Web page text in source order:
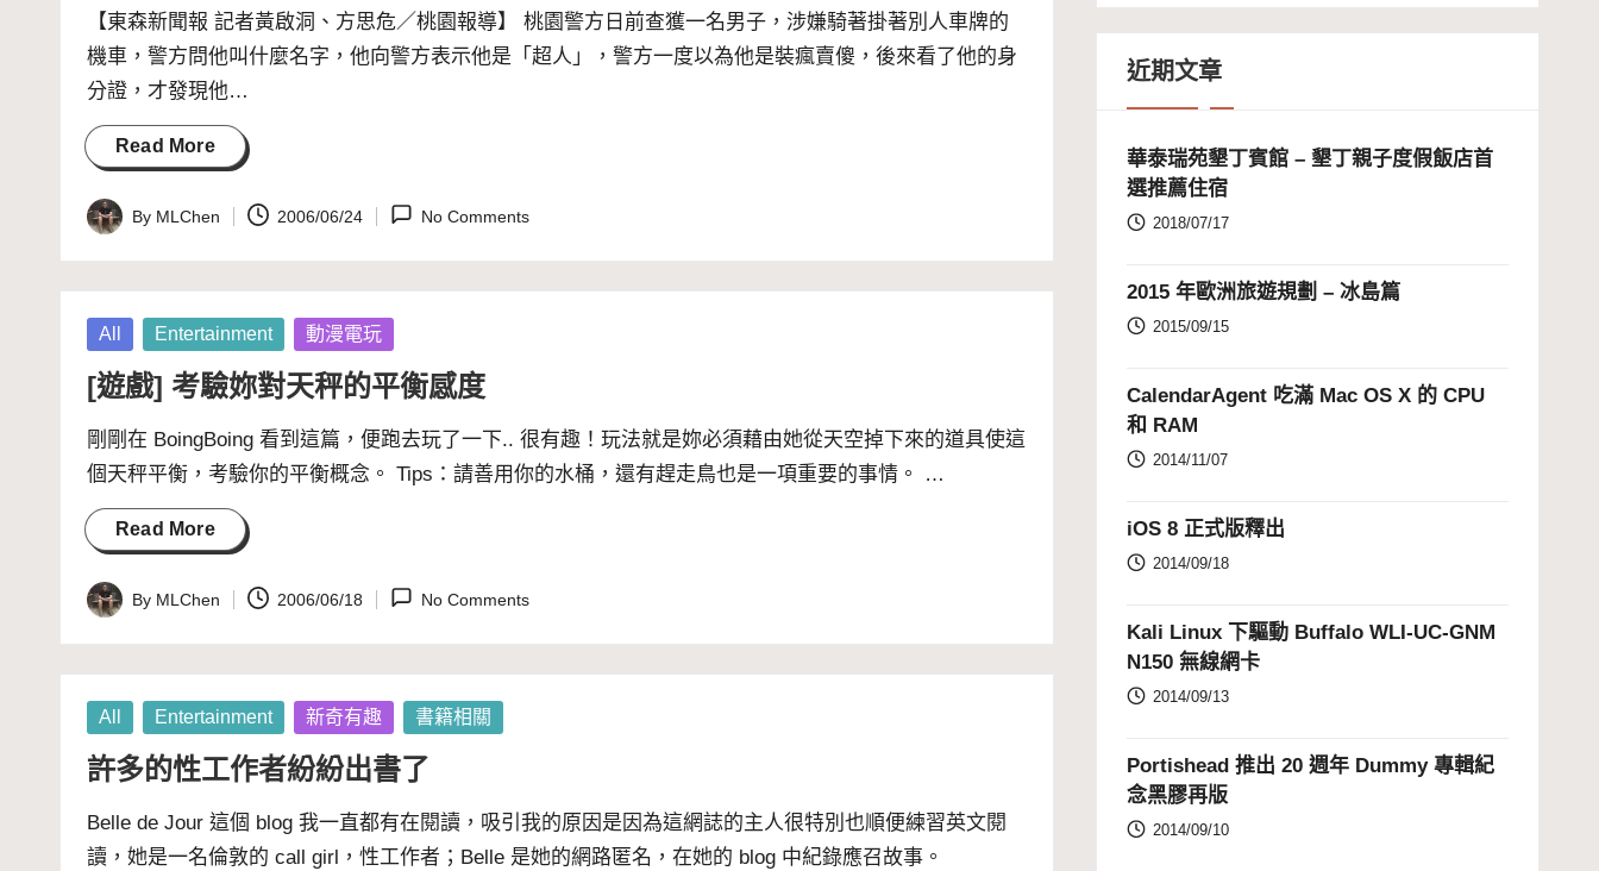
【東森新聞報 記者黃啟洞、方思危／桃園報導】 桃園警方日前查獲一名男子，涉嫌騎著掛著別人車牌的
機車，警方問他叫什麼名字，他向警方表示他是「超人」，警方一度以為他是裝瘋賣傻，後來看了他的身
分證，才發現他…
Read More
Posted
by
By MLChen 2006/06/24 No Comments
Posted
in
All Entertainment 動漫電玩
[遊戲] 考驗妳對天秤的平衡感度
剛剛在 BoingBoing 看到這篇，便跑去玩了一下.. 很有趣！玩法就是妳必須藉由她從天空掉下來的道具使這
個天秤平衡，考驗你的平衡概念。 Tips：請善用你的水桶，還有趕走鳥也是一項重要的事情。 …
Read More
Posted
by
By MLChen 2006/06/18 No Comments
Posted
in
All Entertainment 新奇有趣 書籍相關
許多的性工作者紛紛出書了
Belle de Jour 這個 blog 我一直都有在閱讀，吸引我的原因是因為這網誌的主人很特別也順便練習英文閱
讀，她是一名倫敦的 call girl，性工作者；Belle 是她的網路匿名，在她的 blog 中紀錄應召故事。
近期文章
華泰瑞苑墾丁賓館 – 墾丁親子度假飯店首
選推薦住宿
2018/07/17
2015 年歐洲旅遊規劃 – 冰島篇
2015/09/15
CalendarAgent 吃滿 Mac OS X 的 CPU
和 RAM
2014/11/07
iOS 8 正式版釋出
2014/09/18
Kali Linux 下驅動 Buffalo WLI-UC-GNM
N150 無線網卡
2014/09/13
Portishead 推出 20 週年 Dummy 專輯紀
念黑膠再版
2014/09/10